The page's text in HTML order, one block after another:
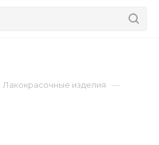
Лакокрасочные изделия —